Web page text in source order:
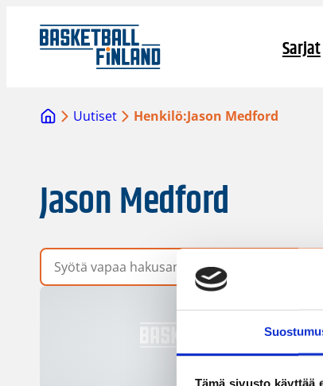
Tämä sivusto käyttää
Sarjat
Uutiset Henkilö:Jason Medford
Jason Medford
Vapaa hakusana